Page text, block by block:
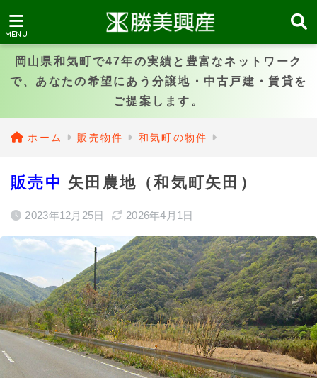
岡山県和気町で47年の実績と豊富なネットワーク
で、あなたの希望にあう分譲地・中古戸建・賃貸を
ご提案します。
ホーム 販売物件 和気町の物件
販売中 矢田農地（和気町矢田）
2023年12月25日 2026年4月1日